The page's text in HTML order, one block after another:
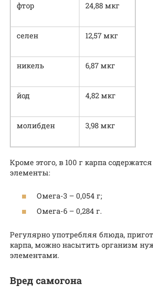
фтор 24,88 мкг
селен 12,57 мкг
никель 6,87 мкг
йод 4,82 мкг
молибден 3,98 мкг
Кроме этого, в 100 г карпа
элементы:
Омега-3 – 0,054 г;
Омега-6 – 0,284 г.
Регулярно употребляя блюда,
карпа, можно насытить организм
элементами.
Вред самогона